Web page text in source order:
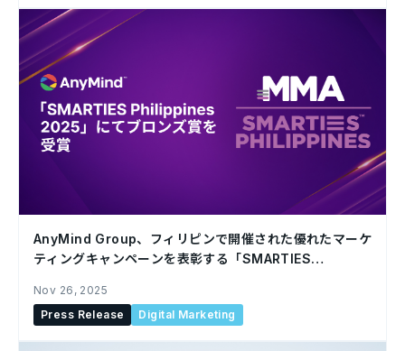
AnyMind Group、フィリピンで開催された優れたマーケ
ティングキャンペーンを表彰する「SMARTIES
Nov 26, 2025
Press Release
Digital Marketing